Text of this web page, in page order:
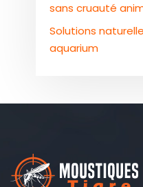
sans cruauté
Solutions
aquarium